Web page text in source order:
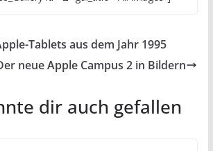
Tablets aus dem Jahr 1995
neue Apple Campus 2 in Bildern
dir auch gefallen